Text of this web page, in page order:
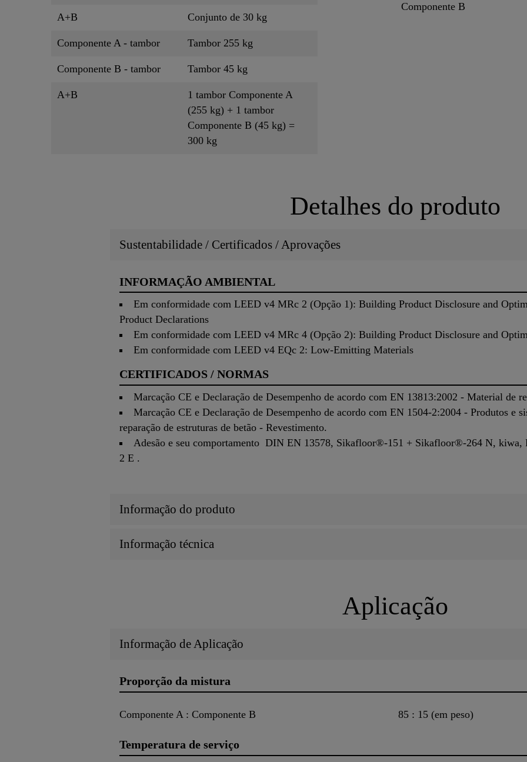
A+B Conjunto de 30 kg
Componente A - tambor Tambor 255 kg
Componente B - tambor Tambor 45 kg
A+B
1 tambor Componente A
(255 kg) + 1 tambor
Componente B (45 kg) =
300 kg
Componente B
Detalhes do produto
Sustentabilidade / Certificados / Aprovações
INFORMAÇÃO AMBIENTAL
Em conformidade com LEED v4 MRc 2 (Opção 1): Building Product Disclosure and
Product Declarations
Em conformidade com LEED v4 MRc 4 (Opção 2): Building Product Disclosure and
Em conformidade com LEED v4 EQc 2: Low-Emitting Materials
CERTIFICADOS / NORMAS
Marcação CE e Declaração de Desempenho de acordo com EN 13813:2002 - Material de
Marcação CE e Declaração de Desempenho de acordo com EN 1504-2:2004 - Produtos e
reparação de estruturas de betão - Revestimento.
Adesão e seu comportamento DIN EN 13578, Sikafloor®-151 + Sikafloor®-264 N, kiwa,
2 E .
Informação do produto
Informação técnica
Aplicação
Informação de Aplicação
Proporção da mistura
Componente A : Componente B 85 : 15 (em peso)
Temperatura de serviço